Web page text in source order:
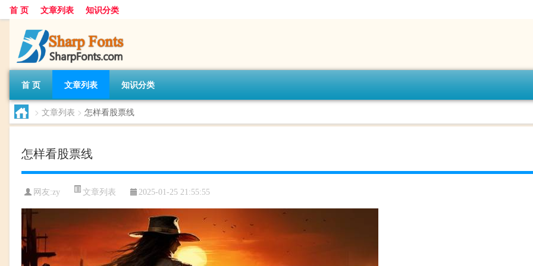
首 页 文章列表 知识分类
首 页 文章列表 知识分类
> 文章列表 > 怎样看股票线
怎样看股票线
网友:zy 文章列表 2025-01-25 21:55:55